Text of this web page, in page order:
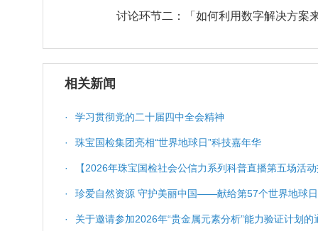
讨论环节二：「如何利用数字解决方案
相关新闻
· 学习贯彻党的二十届四中全会精神
· 珠宝国检集团亮相“世界地球日”科技嘉年华
· 【2026年珠宝国检社会公信力系列科普直播第五场活
科普服务与质量保障
· 珍爱自然资源 守护美丽中国——献给第57个世界地球日
· 关于邀请参加2026年“贵金属元素分析”能力验证计划的